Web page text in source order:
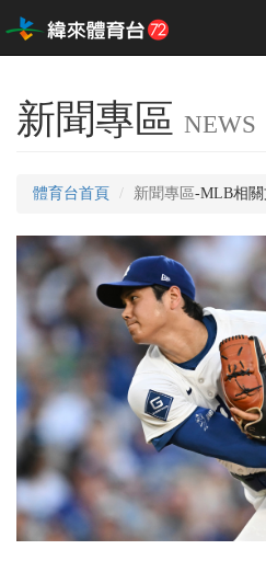
新聞專區 NEWS
體育台首頁 新聞專區-MLB相